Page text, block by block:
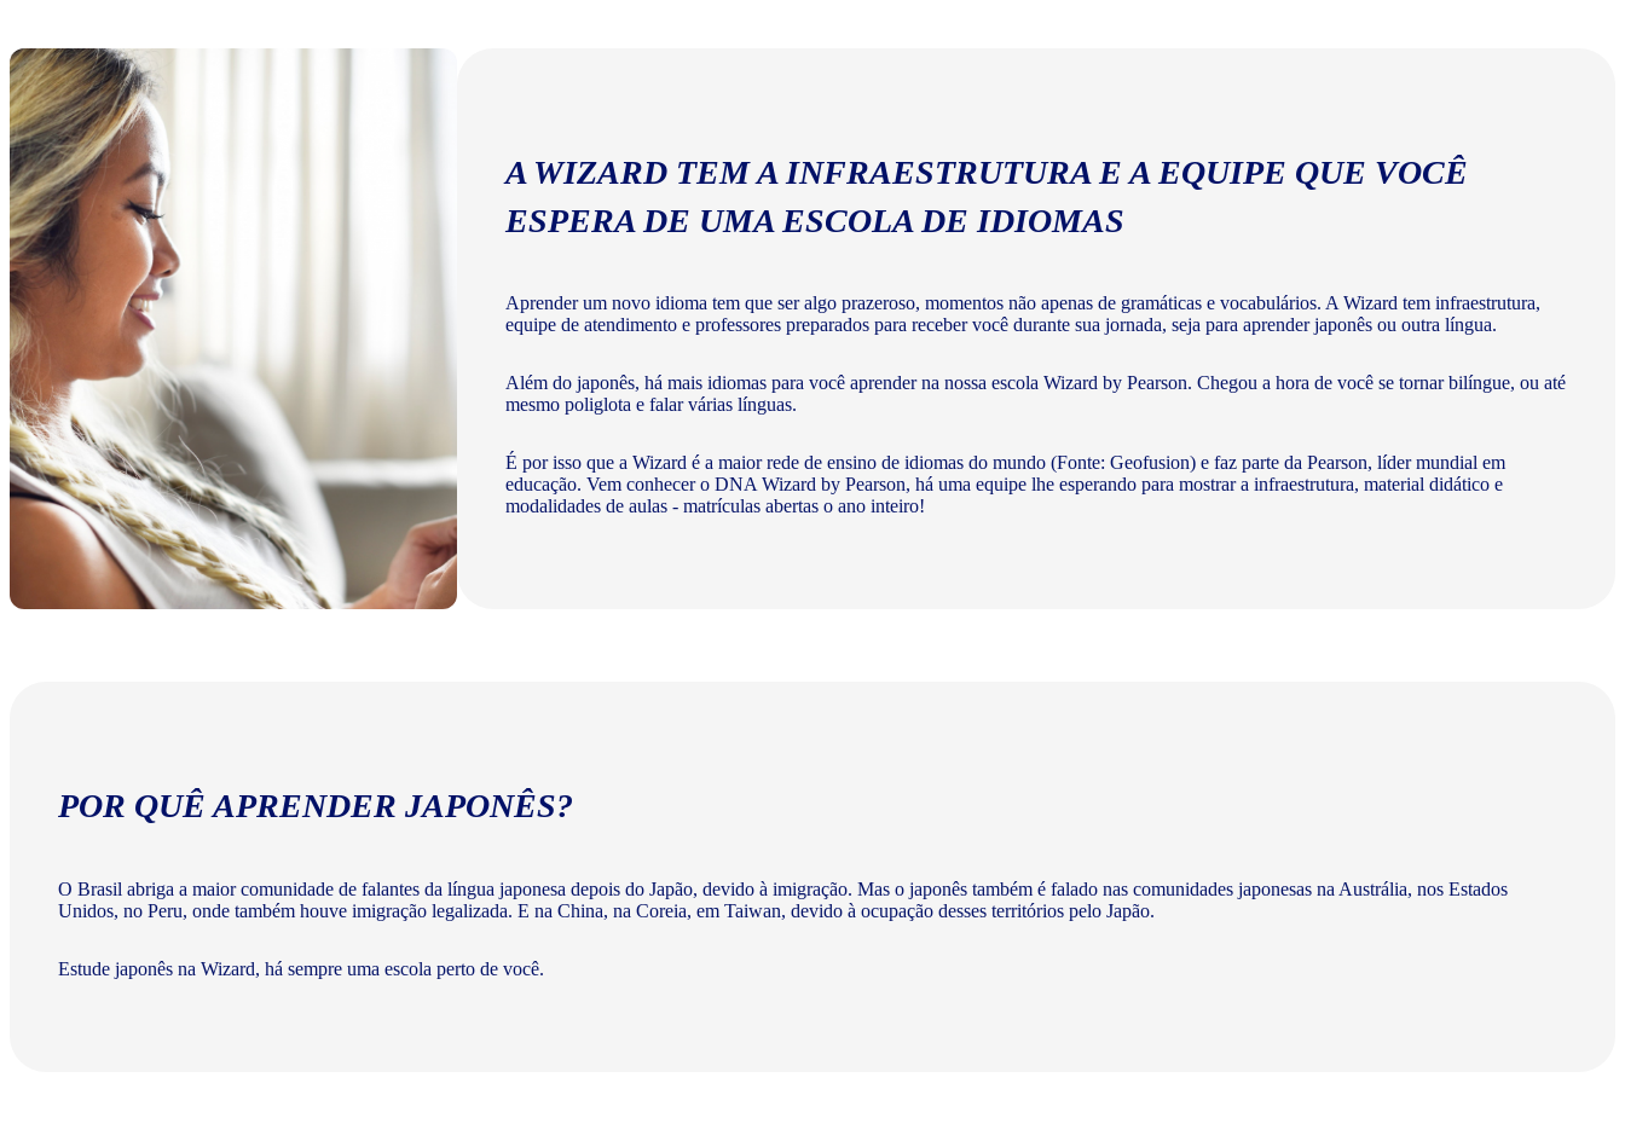
A WIZARD TEM A INFRAESTRUTURA E A EQUIPE QUE VOCÊ
ESPERA DE UMA ESCOLA DE IDIOMAS
Aprender um novo idioma tem que ser algo prazeroso, momentos não apenas de gramáticas e vocabulários. A Wizard tem infraestrutura,
equipe de atendimento e professores preparados para receber você durante sua jornada, seja para aprender japonês ou outra língua.
Além do japonês, há mais idiomas para você aprender na nossa escola Wizard by Pearson. Chegou a hora de você se tornar bilíngue, ou até
mesmo poliglota e falar várias línguas.
É por isso que a Wizard é a maior rede de ensino de idiomas do mundo (Fonte: Geofusion) e faz parte da Pearson, líder mundial em
educação. Vem conhecer o DNA Wizard by Pearson, há uma equipe lhe esperando para mostrar a infraestrutura, material didático e
modalidades de aulas - matrículas abertas o ano inteiro!
POR QUÊ APRENDER JAPONÊS?
O Brasil abriga a maior comunidade de falantes da língua japonesa depois do Japão, devido à imigração. Mas o japonês também é falado nas comunidades japonesas na Austrália, nos Estados
Unidos, no Peru, onde também houve imigração legalizada. E na China, na Coreia, em Taiwan, devido à ocupação desses territórios pelo Japão.
Estude japonês na Wizard, há sempre uma escola perto de você.